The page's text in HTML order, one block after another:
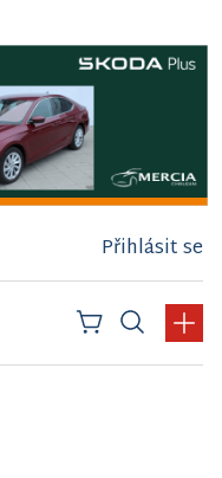
Přihlásit se